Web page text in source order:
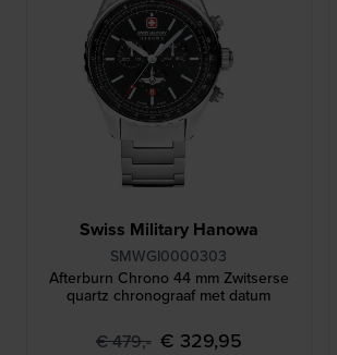
Swiss Military Hanowa
SMWGI0000303
Afterburn Chrono 44 mm Zwitserse
quartz chronograaf met datum
€ 479,- € 329,95